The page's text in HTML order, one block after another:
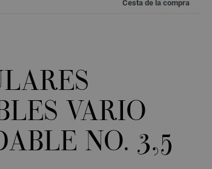
Cesta de la compra
VARIO
NO. 3,5